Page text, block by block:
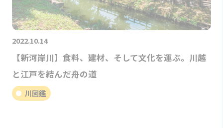
2022.10.14
【新河岸川】食料、建材、そして文化を運ぶ。川越
と江戸を結んだ舟の道
川図鑑